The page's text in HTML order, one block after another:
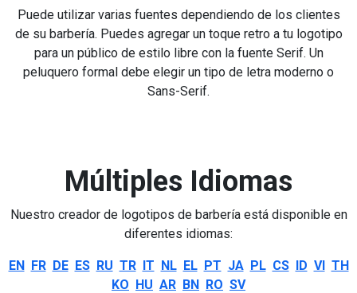
Puede utilizar varias fuentes dependiendo de los clientes
de su barbería. Puedes agregar un toque retro a tu logotipo
para un público de estilo libre con la fuente Serif. Un
peluquero formal debe elegir un tipo de letra moderno o
Sans-Serif.
Múltiples Idiomas
Nuestro creador de logotipos de barbería está disponible en
diferentes idiomas:
EN FR DE ES RU TR IT NL EL PT JA PL CS ID VI TH
KO HU AR BN RO SV